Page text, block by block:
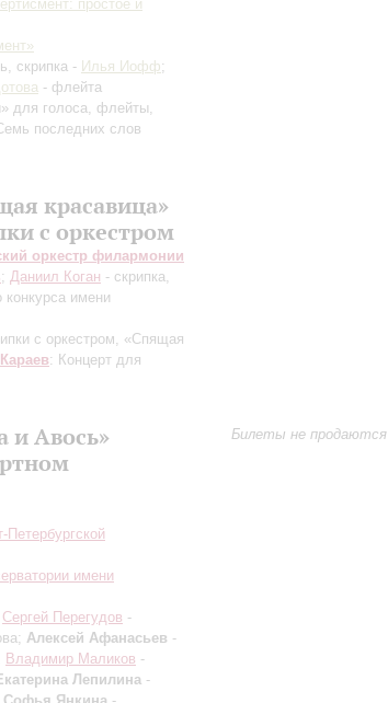
простое и
скрипка - Илья Иофф;
- флейта
для голоса, флейты,
последних слов
красавица»
с оркестром
оркестр филармонии
; Даниил Коган - скрипка,
имени
с оркестром, «Спящая
Караев: Концерт для
и Авось»
имени
Сергей Перегудов -
Алексей Афанасьев -
Владимир Маликов -
Лепилина -
Билеты не продаются